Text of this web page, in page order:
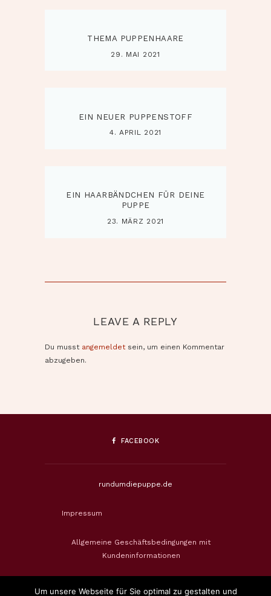
THEMA PUPPENHAARE
29. MAI 2021
EIN NEUER PUPPENSTOFF
4. APRIL 2021
EIN HAARBÄNDCHEN FÜR DEINE
PUPPE
23. MÄRZ 2021
LEAVE A REPLY
Du musst angemeldetsein, um einen Kommentar
abzugeben.
FACEBOOK
rundumdiepuppe.de
Impressum
Allgemeine Geschäftsbedingungen mit
Kundeninformationen
Um unsere Webseite für Sie optimal zu gestalten und